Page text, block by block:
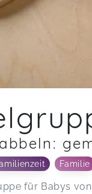
Familie
für Babys